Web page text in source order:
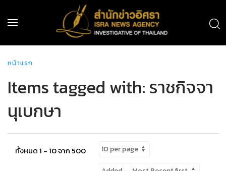
หน้าแรก
Items tagged with: ราชกิจจา
นุเบกษา
ทั้งหมด 1 - 10 จาก 500